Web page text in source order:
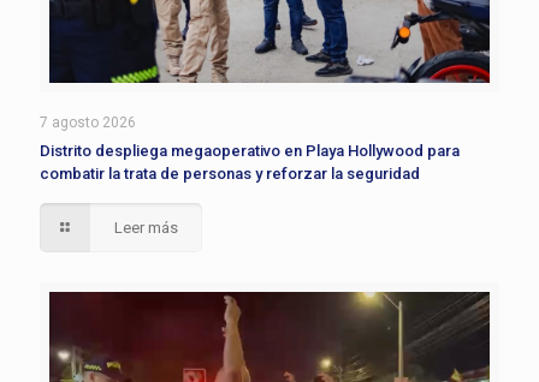
7 agosto 2026
Distrito despliega megaoperativo en Playa Hollywood para
combatir la trata de personas y reforzar la seguridad
Leer más